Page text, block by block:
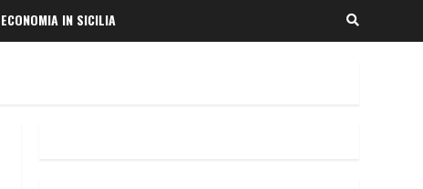
ECONOMIA IN SICILIA